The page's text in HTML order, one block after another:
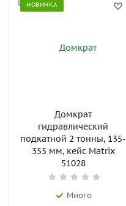
НОВИНКА
Домкрат
гидравлический
подкатной 2 тонны, 135-
355 мм, кейс Matrix
51028
Много